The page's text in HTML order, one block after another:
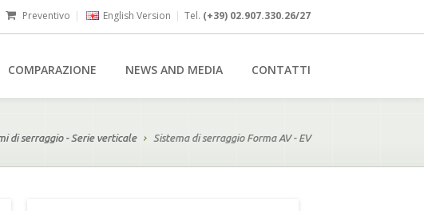
Preventivo | English Version | Tel. (+39) 02.907.330.26/27
COMPARAZIONE NEWS AND MEDIA CONTATTI
di serraggio - Serie verticale Sistema di serraggio Forma AV - EV